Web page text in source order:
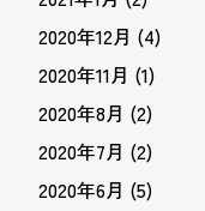
2020年12月 (4)
2020年11月 (1)
2020年8月 (2)
2020年7月 (2)
2020年6月 (5)